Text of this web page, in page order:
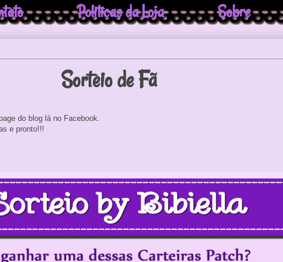
Politicas da Loja Sobre
Sorteio de Fã
do blog lá no Facebook.
e pronto!!!